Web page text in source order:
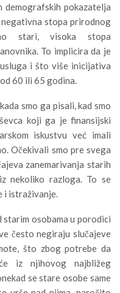
demografskih pokazatelja
stopa prirodnog
stari, visoka stopa
To implicira da je
i što više inicijativa
60 ili 65 godina.
smo ga pisali, kad smo
koji ga je finansijski
iskustvu već imali
Očekivali smo pre svega
zanemarivanja starih
nekoliko razloga. To se
i istraživanje.
starim osobama u porodici
često negiraju slučajeve
što zbog potrebe da
iz njihovog najbližeg
se stare osobe same